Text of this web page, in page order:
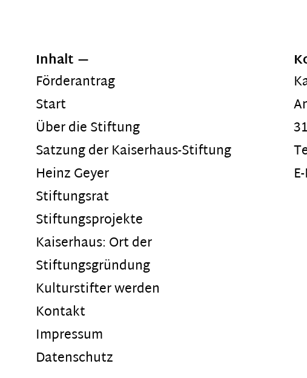
Inhalt
Förderantrag
Start
Über die Stiftung
Satzung der Kaiserhaus-Stiftung
Heinz Geyer
Stiftungsrat
Stiftungsprojekte
Kaiserhaus: Ort der
Stiftungsgründung
Kulturstifter werden
Kontakt
Impressum
Datenschutz